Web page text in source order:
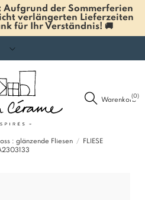
: Aufgrund der Sommerferien
verlängerten Lieferzeiten
für Ihr Verständnis! 🚚
Warenkorb
(0)
: glänzende Fliesen
FLIESE